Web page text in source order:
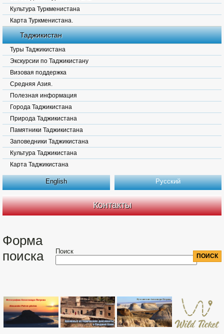
Культура Туркменистана
Карта Туркменистана.
Таджикистан
Туры Таджикистана
Экскурсии по Таджикистану
Визовая поддержка
Средняя Азия.
Полезная информация
Города Таджикистана
Природа Таджикистана
Памятники Таджикистана
Заповедники Таджикистана
Культура Таджикистана
Карта Таджикистана
English Русский
Контакты
Форма
поиска
Поиск